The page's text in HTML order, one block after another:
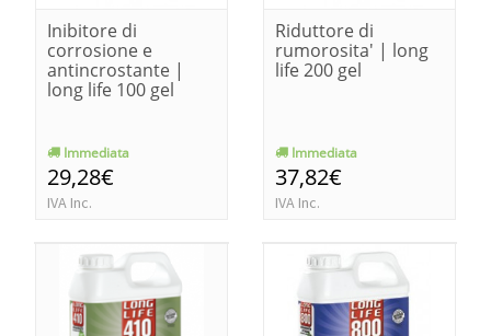
Inibitore di
corrosione e
antincrostante |
long life 100 gel
Immediata
29,28€
IVA Inc.
Riduttore di
rumorosita' | long
life 200 gel
Immediata
37,82€
IVA Inc.